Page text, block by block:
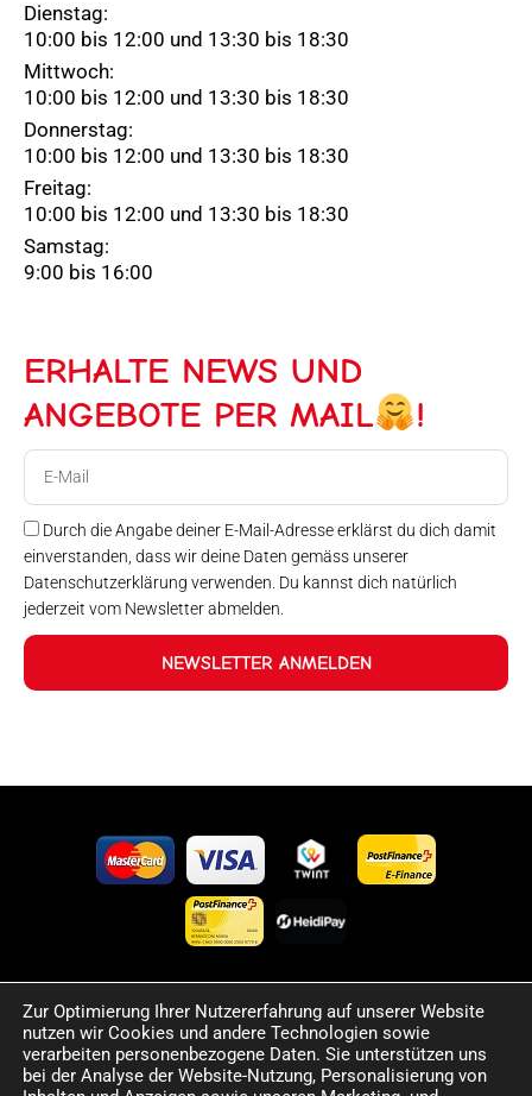
Dienstag:
10:00 bis 12:00 und 13:30 bis 18:30
Mittwoch:
10:00 bis 12:00 und 13:30 bis 18:30
Donnerstag:
10:00 bis 12:00 und 13:30 bis 18:30
Freitag:
10:00 bis 12:00 und 13:30 bis 18:30
Samstag:
9:00 bis 16:00
ERHALTE NEWS UND
ANGEBOTE PER MAIL
!
Durch die Angabe deiner E-Mail-Adresse erklärst du dich damit
einverstanden, dass wir deine Daten gemäss unserer
Datenschutzerklärung verwenden. Du kannst dich natürlich
jederzeit vom Newsletter abmelden.
NEWSLETTER ANMELDEN
©2024 Happy Sport. Alle auf dieser Website angegebenen
Preise und Informationen sind unverbindlich und können
Fehler sowie Irrtümer enthalten. Wir behalten uns das Recht
Zur Optimierung Ihrer Nutzererfahrung auf unserer Website
nutzen wir Cookies und andere Technologien sowie
verarbeiten personenbezogene Daten. Sie unterstützen uns
bei der Analyse der Website-Nutzung, Personalisierung von